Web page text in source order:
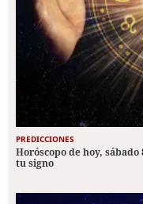
PREDICCIONES
Horóscopo de hoy,
tu signo